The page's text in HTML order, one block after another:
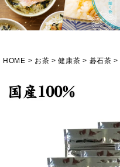
HOME お茶 健康茶 碁石茶